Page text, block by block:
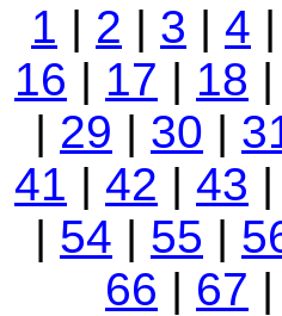
1 | 2 | 3 | 4 |
16 | 17 | 18 |
| 29 | 30 |
41 | 42 | 43 |
| 54 | 55 |
66 | 67 |